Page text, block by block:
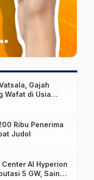
Gajah
Wafat di Usia
Ribu Penerima
Judol
AI Hyperion
5 GW, Saingi